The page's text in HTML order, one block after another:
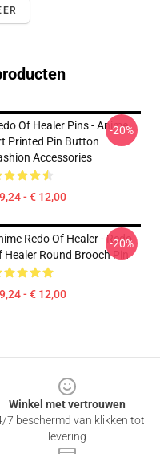
Of Healer Pins - Anime
Printed Pin Button
Accessories
- € 12,00
-20%
Redo Of Healer - Redo
Healer Round Brooch Pin
- € 12,00
-20%
Winkel met vertrouwen
7 beschermd van klikken tot
levering